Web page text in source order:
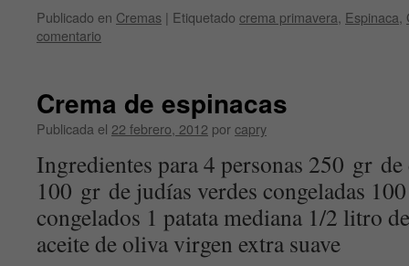
Publicado en Cremas | Etiquetado crema primavera Espinaca
comentario
Crema de espinacas
Publicada el 22 febrero, 2012 porcapry
Ingredientes para 4 personas 250 gr de
100 gr de judías verdes congeladas
congelados 1 patata mediana 1/2 litro
aceite de oliva virgen extra suave